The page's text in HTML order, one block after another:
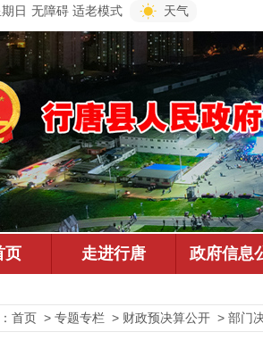
日 无障碍 适老模式 天气
首页 > 专题专栏 > 财政预决算公开 > 部门